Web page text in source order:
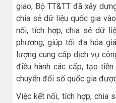
giao, Bộ TT&TT đã xây
chia sẻ dữ liệu quốc gia
nối, tích hợp, chia sẻ dữ
phương, giúp tối đa hóa
lượng cung cấp dịch vụ
điều hành các cấp, tạo
chuyển đổi số quốc gia
Việc kết nối, tích hợp, chia